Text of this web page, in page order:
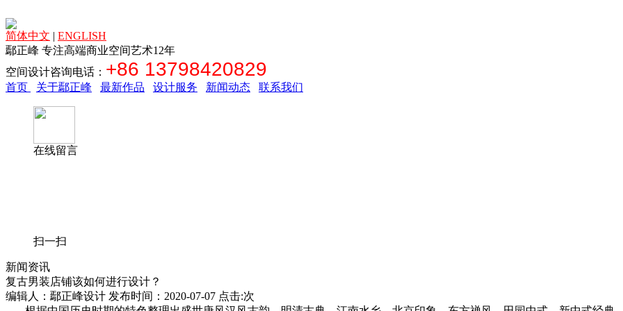
简体中文 | ENGLISH
鄢正峰 专注高端商业空间艺术12年
空间设计咨询电话： +86 13798420829
首页 关于鄢正峰 最新作品 设计服务 新闻动态 联系我们
在线留言
扫一扫
新闻资讯
复古男装店铺该如何进行设计？
编辑人：鄢正峰设计 发布时间：2020-07-07 点击:次